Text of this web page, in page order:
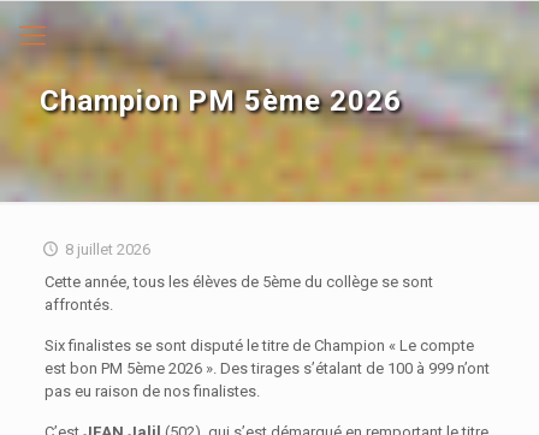
Champion PM 5ème 2026
8 juillet 2026
Cette année, tous les élèves de 5ème du collège se sont
affrontés.
Six finalistes se sont disputé le titre de Champion « Le compte
est bon PM 5ème 2026 ». Des tirages s’étalant de 100 à 999 n’ont
pas eu raison de nos finalistes.